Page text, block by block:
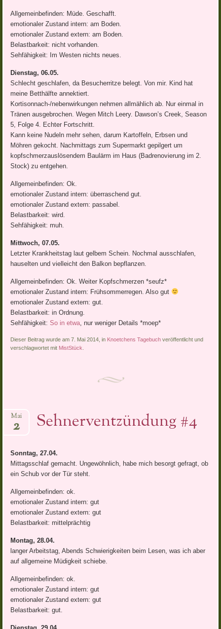
Allgemeinbefinden: Müde. Geschafft.
emotionaler Zustand intern: am Boden.
emotionaler Zustand extern: am Boden.
Belastbarkeit: nicht vorhanden.
Sehfähigkeit: Im Westen nichts neues.
Dienstag, 06.05.
Schlecht geschlafen, da Besucherritze belegt. Von mir. Kind hat
meine Betthälfte annektiert.
Kortisonnach-/nebenwirkungen nehmen allmählich ab. Nur einmal in
Tränen ausgebrochen. Wegen Mitch Leery. Dawson’s Creek, Season
5, Folge 4. Echter Fortschritt.
Kann keine Nudeln mehr sehen, darum Kartoffeln, Erbsen und
Möhren gekocht. Nachmittags zum Supermarkt gepilgert um
kopfschmerzauslösendem Baulärm im Haus (Badrenovierung im 2.
Stock) zu entgehen.
Allgemeinbefinden: Ok.
emotionaler Zustand intern: überraschend gut.
emotionaler Zustand extern: passabel.
Belastbarkeit: wird.
Sehfähigkeit: muh.
Mittwoch, 07.05.
Letzter Krankheitstag laut gelbem Schein. Nochmal ausschlafen,
hauselten und vielleicht den Balkon bepflanzen.
Allgemeinbefinden: Ok. Weiter Kopfschmerzen *seufz*
emotionaler Zustand intern: Frühsommerregen. Also gut
emotionaler Zustand extern: gut.
Belastbarkeit: in Ordnung.
Sehfähigkeit:So in etwa , nur weniger Details *moep*
Dieser Beitrag wurde am 7. Mai 2014, in Knoetchens Tagebuch veröffentlicht und
verschlagwortet mit MistStück
Sehnerventzündung #4
Mai
2
Sonntag, 27.04.
Mittagsschlaf gemacht. Ungewöhnlich, habe mich besorgt gefragt, ob
ein Schub vor der Tür steht.
Allgemeinbefinden: ok.
emotionaler Zustand intern: gut
emotionaler Zustand extern: gut
Belastbarkeit: mittelprächtig
Montag, 28.04.
langer Arbeitstag, Abends Schwierigkeiten beim Lesen, was ich aber
auf allgemeine Müdigkeit schiebe.
Allgemeinbefinden: ok.
emotionaler Zustand intern: gut
emotionaler Zustand extern: gut
Belastbarkeit: gut.